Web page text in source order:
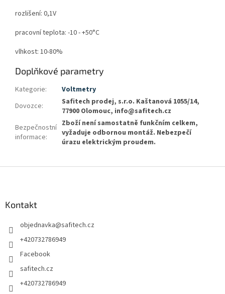
rozlišení: 0,1V
pracovní teplota: -10 - +50°C
vlhkost: 10-80%
Doplňkové parametry
Kategorie:
Voltmetry
Dovozce:
Safitech prodej, s.r.o. Kaštanová 1055/14,
77900 Olomouc, info@safitech.cz
Bezpečnostní
informace:
Zboží není samostatně funkčním celkem,
vyžaduje odbornou montáž. Nebezpečí
úrazu elektrickým proudem.
Kontakt
objednavka@safitech.cz
+420732786949
Facebook
safitech.cz
+420732786949